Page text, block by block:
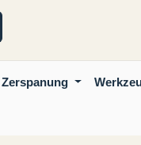
Zerspanung